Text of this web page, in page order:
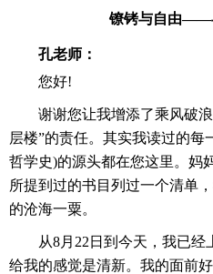
镣铐与自由——
孔老师：
您好!
谢谢您让我增添了乘风破浪
层楼”的责任。其实我读过的
哲学史)的源头都在您这里。妈
所提到过的书目列过一个清单
的沧海一粟。
从8月22日到今天，我已经
给我的感觉是清新。我的面前